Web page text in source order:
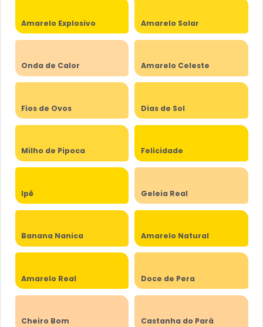
Amarelo Explosivo Amarelo Solar
Onda de Calor Amarelo Celeste
Fios de Ovos Dias de Sol
Milho de Pipoca Felicidade
Ipê Geleia Real
Banana Nanica Amarelo Natural
Amarelo Real Doce de Pera
Cheiro Bom Castanha do Pará